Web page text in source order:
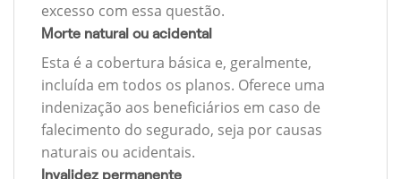
excesso com essa questão.
Morte natural ou acidental
Esta é a cobertura básica e, geralmente,
incluída em todos os planos. Oferece uma
indenização aos beneficiários em caso de
falecimento do segurado, seja por causas
naturais ou acidentais.
Invalidez permanente